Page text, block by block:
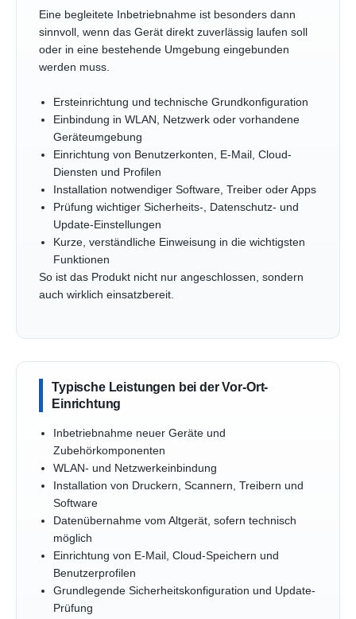
Eine begleitete Inbetriebnahme ist besonders dann
sinnvoll, wenn das Gerät direkt zuverlässig laufen soll
oder in eine bestehende Umgebung eingebunden
werden muss.
Ersteinrichtung und technische Grundkonfiguration
Einbindung in WLAN, Netzwerk oder vorhandene
Geräteumgebung
Einrichtung von Benutzerkonten, E-Mail, Cloud-
Diensten und Profilen
Installation notwendiger Software, Treiber oder Apps
Prüfung wichtiger Sicherheits-, Datenschutz- und
Update-Einstellungen
Kurze, verständliche Einweisung in die wichtigsten
Funktionen
So ist das Produkt nicht nur angeschlossen, sondern
auch wirklich einsatzbereit.
Typische Leistungen bei der Vor-Ort-
Einrichtung
Inbetriebnahme neuer Geräte und
Zubehörkomponenten
WLAN- und Netzwerkeinbindung
Installation von Druckern, Scannern, Treibern und
Software
Datenübernahme vom Altgerät, sofern technisch
möglich
Einrichtung von E-Mail, Cloud-Speichern und
Benutzerprofilen
Grundlegende Sicherheitskonfiguration und Update-
Prüfung